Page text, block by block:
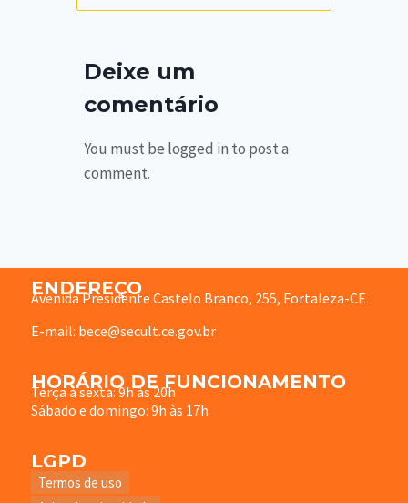
Deixe um
comentário
You must be logged in to post a
comment.
ENDEREÇO
Avenida Presidente Castelo Branco, 255, Fortaleza-CE
E-mail: bece@secult.ce.gov.br
HORÁRIO DE FUNCIONAMENTO
Terça à sexta: 9h às 20h
Sábado e domingo: 9h às 17h
LGPD
Termos de uso